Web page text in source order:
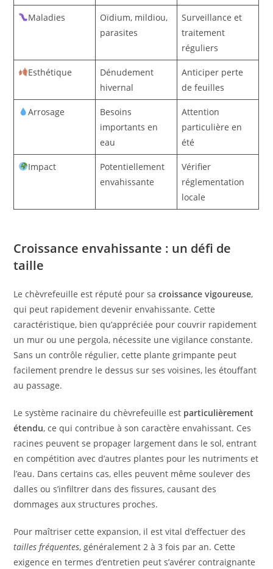
Maladies
Oïdium, mildiou,
parasites
Surveillance et
traitement
réguliers
Esthétique
Dénudement
hivernal
Anticiper perte
de feuilles
Arrosage
Besoins
importants en
eau
Attention
particulière en
été
Impact
Potentiellement
envahissante
Vérifier
réglementation
locale
Croissance envahissante : un défi de
taille
Le chèvrefeuille est réputé pour sacroissance vigoureuse,
qui peut rapidement devenir envahissante. Cette
caractéristique, bien qu’appréciée pour couvrir rapidement
un mur ou une pergola, nécessite une vigilance constante.
Sans un contrôle régulier, cette plante grimpante peut
facilement prendre le dessus sur ses voisines, les étouffant
au passage.
Le système racinaire du chèvrefeuille est particulièrement
étendu, ce qui contribue à son caractère envahissant. Ces
racines peuvent se propager largement dans le sol, entrant
en compétition avec d’autres plantes pour les nutriments et
l’eau. Dans certains cas, elles peuvent même soulever des
dalles ou s’infiltrer dans des fissures, causant des
dommages aux structures proches.
Pour maîtriser cette expansion, il est vital d’effectuer des
tailles fréquentes, généralement 2 à 3 fois par an. Cette
exigence en termes d’entretien peut s’avérer contraignante